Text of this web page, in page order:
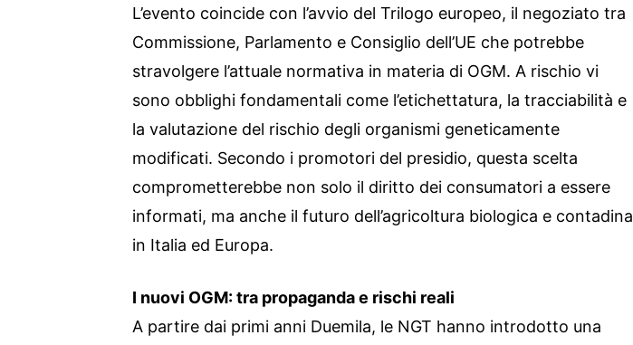
L’evento coincide con l’avvio del Trilogo europeo, il negoziato tra
Commissione, Parlamento e Consiglio dell’UE che potrebbe
stravolgere l’attuale normativa in materia di OGM. A rischio vi
sono obblighi fondamentali come l’etichettatura, la tracciabilità e
la valutazione del rischio degli organismi geneticamente
modificati. Secondo i promotori del presidio, questa scelta
comprometterebbe non solo il diritto dei consumatori a essere
informati, ma anche il futuro dell’agricoltura biologica e contadina
in Italia ed Europa.
I nuovi OGM: tra propaganda e rischi reali
A partire dai primi anni Duemila, le NGT hanno introdotto una